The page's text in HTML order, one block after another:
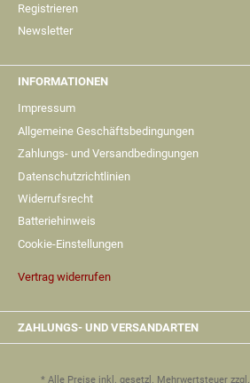
Registrieren
Newsletter
INFORMATIONEN
Impressum
Allgemeine Geschäftsbedingungen
Zahlungs- und Versandbedingungen
Datenschutzrichtlinien
Widerrufsrecht
Batteriehinweis
Cookie-Einstellungen
Vertrag widerrufen
ZAHLUNGS- UND VERSANDARTEN
* Alle Preise inkl. gesetzl. Mehrwertsteuer zzgl.